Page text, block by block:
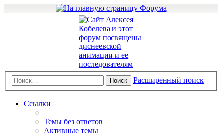
Поиск Расширенный поиск
Ссылки
Темы без ответов
Активные темы